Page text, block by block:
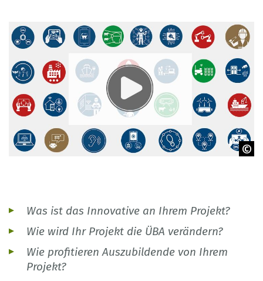
Was ist das Innovative an Ihrem Projekt?
Wie wird Ihr Projekt die ÜBA verändern?
Wie profitieren Auszubildende von Ihrem
Projekt?